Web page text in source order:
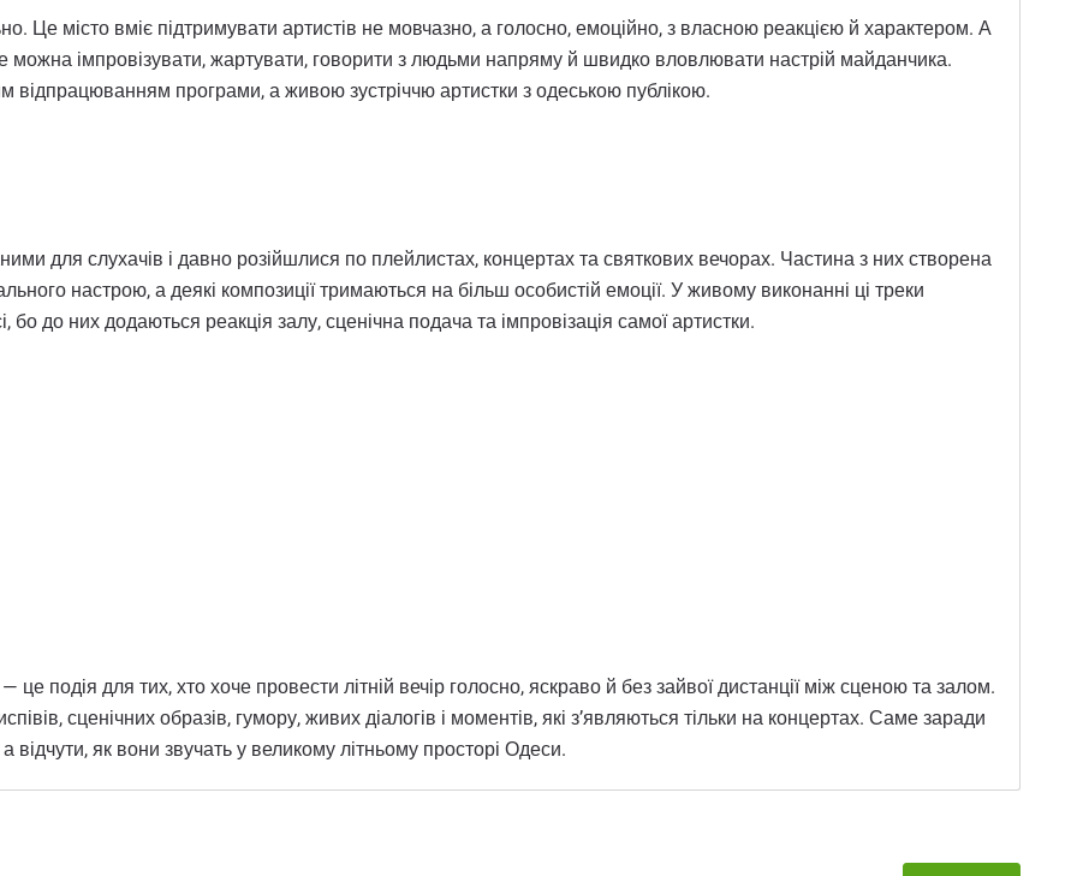
Це місто вміє підтримувати артистів не мовчазно, а голосно, емоційно, з власною реакцією й характером. А
імпровізувати, жартувати, говорити з людьми напряму й швидко вловлювати настрій майданчика.
відпрацюванням програми, а живою зустріччю артистки з одеською публікою.
для слухачів і давно розійшлися по плейлистах, концертах та святкових вечорах. Частина з них створена
настрою, а деякі композиції тримаються на більш особистій емоції. У живому виконанні ці треки
бо до них додаються реакція залу, сценічна подача та імпровізація самої артистки.
подія для тих, хто хоче провести літній вечір голосно, яскраво й без зайвої дистанції між сценою та залом.
сценічних образів, гумору, живих діалогів і моментів, які з’являються тільки на концертах. Саме заради
відчути, як вони звучать у великому літньому просторі Одеси.